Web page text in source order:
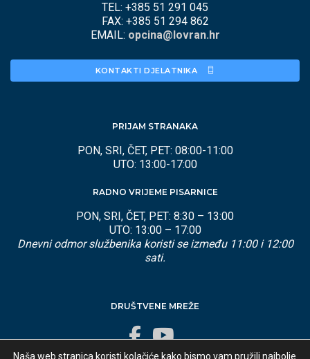
TEL: +385 51 291 045
FAX: +385 51 294 862
EMAIL: opcina@lovran.hr
KONTAKTI DJELATNIKA
PRIJAM STRANAKA
PON, SRI, ČET, PET: 08:00-11:00
UTO: 13:00-17:00
RADNO VRIJEME PISARNICE
PON, SRI, ČET, PET: 8:30 – 13:00
UTO: 13:00 – 17:00
Dnevni odmor službenika koristi se između 11:00 i 12:00
sati.
DRUŠTVENE MREŽE
Naša web stranica koristi kolačiće kako bismo vam pružili najbolje